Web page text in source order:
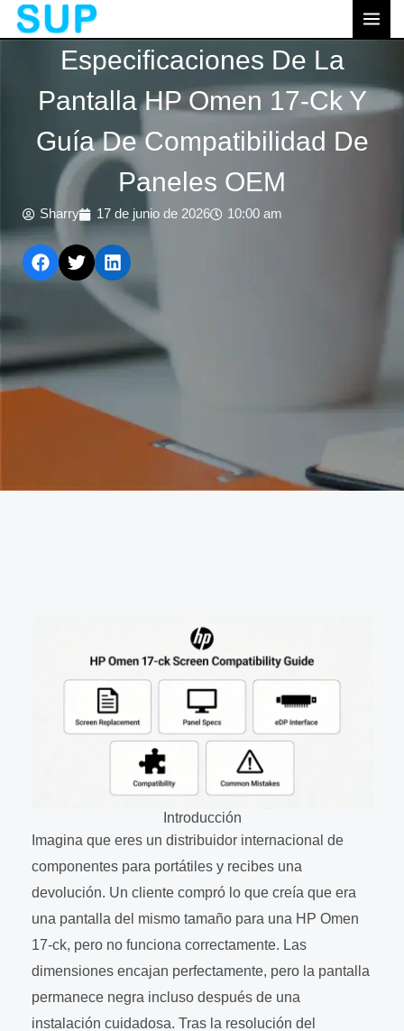
至
Especificaciones De La
Pantalla HP Omen 17-Ck Y
Guía De Compatibilidad De
Paneles OEM
Sharry 17 de junio de 2026 10:00 am
Introducción
Imagina que eres un distribuidor internacional de
componentes para portátiles y recibes una
devolución. Un cliente compró lo que creía que era
una pantalla del mismo tamaño para una HP Omen
17-ck, pero no funciona correctamente. Las
dimensiones encajan perfectamente, pero la pantalla
permanece negra incluso después de una
instalación cuidadosa. Tras la resolución del